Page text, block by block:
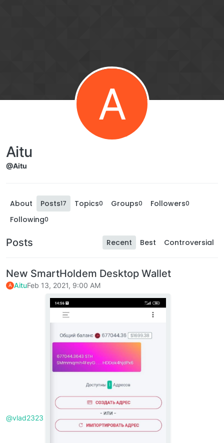
A
Aitu
@Aitu
About Posts17 Topics0 Groups0 Followers0
Following0
Posts Recent Best Controversial
New SmartHoldem Desktop Wallet
A AituFeb 13, 2021, 9:00 AM
@vlad2323